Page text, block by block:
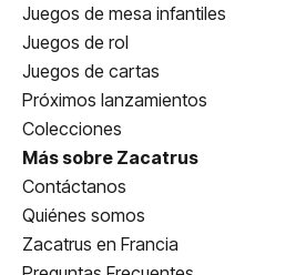
Juegos de mesa infantiles
Juegos de rol
Juegos de cartas
Próximos lanzamientos
Colecciones
Más sobre Zacatrus
Contáctanos
Quiénes somos
Zacatrus en Francia